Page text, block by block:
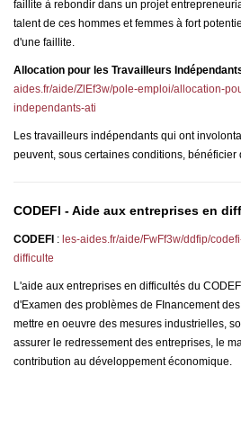
faillite à rebondir dans un projet
talent de ces hommes et femmes à fort
d'une faillite.
Allocation pour les Travailleurs
aides.fr/aide/ZlEf3w/pole-emploi/allocation-
independants-ati
Les travailleurs indépendants qui ont
peuvent, sous certaines conditions, bénéficier
CODEFI - Aide aux entreprises en
CODEFI : les-aides.fr/aide/FwFf3w/ddfip/
difficulte
L'aide aux entreprises en difficultés du
d'Examen des problèmes de FInancement
mettre en oeuvre des mesures industrielles,
assurer le redressement des entreprises, le
contribution au développement économique.